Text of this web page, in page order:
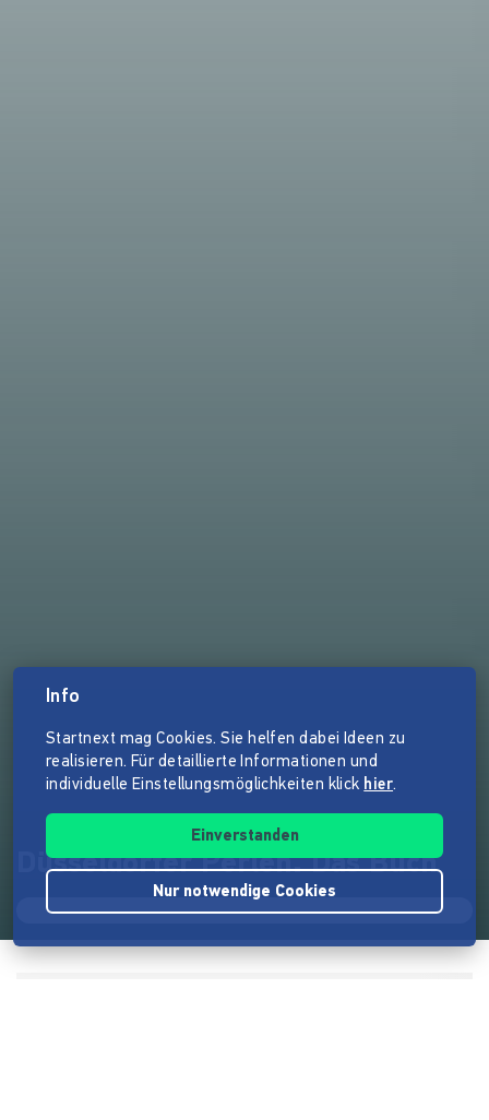
Düsseldorfer Perlen. Das Buch
Info
Startnext mag Cookies. Sie helfen dabei Ideen zu
realisieren. Für detaillierte Informationen und
individuelle Einstellungsmöglichkeiten klick hier.
Einverstanden
Nur notwendige Cookies